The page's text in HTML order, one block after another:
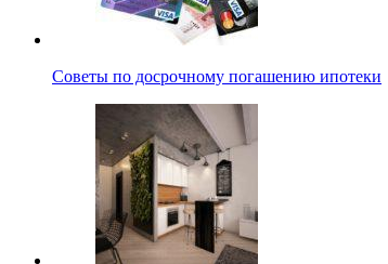
Советы по досрочному погашению ипотеки